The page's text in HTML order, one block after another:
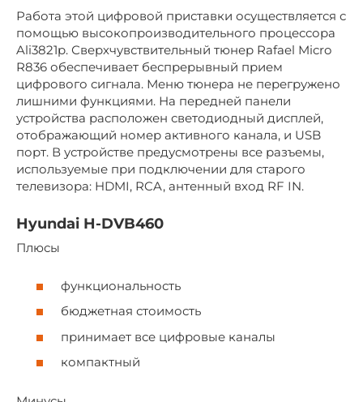
Работа этой цифровой приставки осуществляется с
помощью высокопроизводительного процессора
Ali3821p. Сверхчувствительный тюнер Rafael Micro
R836 обеспечивает беспрерывный прием
цифрового сигнала. Меню тюнера не перегружено
лишними функциями. На передней панели
устройства расположен светодиодный дисплей,
отображающий номер активного канала, и USB
порт. В устройстве предусмотрены все разъемы,
используемые при подключении для старого
телевизора: HDMI, RCA, антенный вход RF IN.
Hyundai H-DVB460
Плюсы
функциональность
бюджетная стоимость
принимает все цифровые каналы
компактный